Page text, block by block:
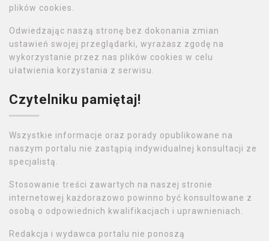
plików cookies.
Odwiedzając naszą stronę bez dokonania zmian
ustawień swojej przeglądarki, wyrażasz zgodę na
wykorzystanie przez nas plików cookies w celu
ułatwienia korzystania z serwisu.
Czytelniku pamiętaj!
Wszystkie informacje oraz porady opublikowane na
naszym portalu nie zastąpią indywidualnej konsultacji ze
specjalistą.
Stosowanie treści zawartych na naszej stronie
internetowej każdorazowo powinno być konsultowane z
osobą o odpowiednich kwalifikacjach i uprawnieniach.
Redakcja i wydawca portalu nie ponoszą